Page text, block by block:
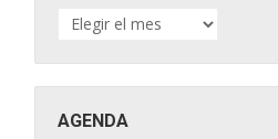
HISTÓRICO
DE
AGENDA